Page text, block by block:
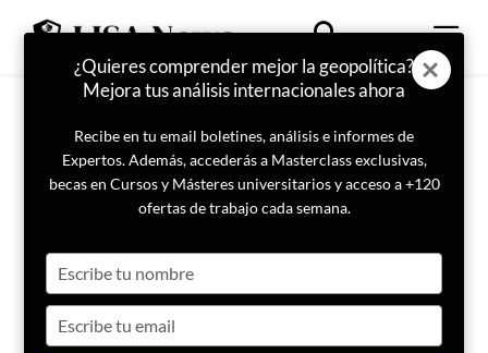
¿Quieres comprender mejor la geopolítica?
Mejora tus análisis internacionales ahora
Recibe en tu email boletines, análisis e informes de
Expertos. Además, accederás a Masterclass exclusivas,
becas en Cursos y Másteres universitarios y acceso a +120
ofertas de trabajo cada semana.
your
name
your